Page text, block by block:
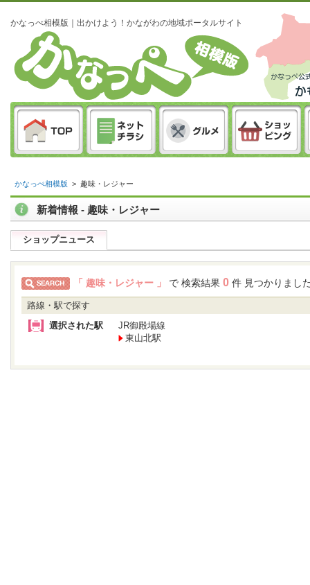
かなっぺ相模版｜出かけよう！かながわの地域ポータルサイト
かなっぺ相模版 > 趣味・レジャー
新着情報 - 趣味・レジャー
ショップニュース
「 趣味・レジャー 」 で 検索結果 0 件 見つかりまし
路線・駅で探す
選択された駅
JR御殿場線
東山北駅